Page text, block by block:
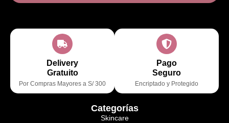
Delivery
Gratuito
Por Compras Mayores a S/ 300
Pago
Seguro
Encriptado y Protegido
Categorías
Skincare